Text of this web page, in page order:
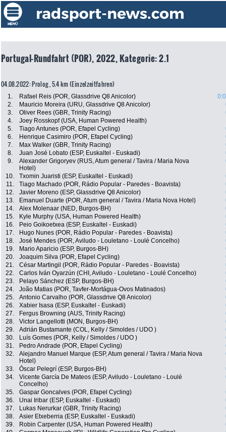
Portugal-Rundfahrt (POR), 2022, Kategorie: 2.1
04.08.2022: Prolog , 5.4 km (Einzelzeitfahren)
1. Rafael Reis (POR, Glassdrive Q8 Anicolor)
2.
Mauricio Moreira (URU, Glassdrive Q8 Anicolor)
3.
Oliver Rees (GBR, Trinity Racing)
4.
Joey Rosskopf (USA, Human Powered Health)
5.
Tiago Antunes (POR, Efapel Cycling)
6.
Henrique Casimiro (POR, Efapel Cycling)
7.
Max Walker (GBR, Trinity Racing)
8.
Juan José Lobato (ESP, Euskaltel - Euskadi)
9.
Alexander Grigoryev (RUS, Atum general / Tavira / Maria Nova
Hotel)
10. Txomin Juaristi (ESP, Euskaltel - Euskadi)
11.
Tiago Machado (POR, Rádio Popular - Paredes - Boavista)
12.
Javier Moreno (ESP, Glassdrive Q8 Anicolor)
13.
Emanuel Duarte (POR, Atum general / Tavira / Maria Nova Hotel)
14.
Alex Molenaar (NED, Burgos-BH)
15.
Kyle Murphy (USA, Human Powered Health)
16.
Peio Goikoetxea (ESP, Euskaltel - Euskadi)
17.
Hugo Nunes (POR, Rádio Popular - Paredes - Boavista)
18.
José Mendes (POR, Aviludo - Louletano - Loulé Concelho)
19.
Mario Aparicio (ESP, Burgos-BH)
20.
Joaquim Silva (POR, Efapel Cycling)
21.
César Martingil (POR, Rádio Popular - Paredes - Boavista)
22.
Carlos Iván Oyarzún (CHI, Aviludo - Louletano - Loulé Concelho)
23.
Pelayo Sánchez (ESP, Burgos-BH)
24.
João Matias (POR, Tavfer-Mortágua-Ovos Matinados)
25.
Antonio Carvalho (POR, Glassdrive Q8 Anicolor)
26.
Xabier Isasa (ESP, Euskaltel - Euskadi)
27.
Fergus Browning (AUS, Trinity Racing)
28.
Victor Langellotti (MON, Burgos-BH)
29.
Adrián Bustamante (COL, Kelly / Simoldes / UDO )
30.
Luís Gomes (POR, Kelly / Simoldes / UDO )
31.
Pedro Andrade (POR, Efapel Cycling)
32.
Alejandro Manuel Marque (ESP, Atum general / Tavira / Maria Nova
Hotel)
33. Óscar Pelegrí (ESP, Burgos-BH)
34.
Vicente García De Mateos (ESP, Aviludo - Louletano - Loulé
Concelho)
35. Gaspar Goncalves (POR, Efapel Cycling)
36.
Unai Iribar (ESP, Euskaltel - Euskadi)
37.
Lukas Nerurkar (GBR, Trinity Racing)
38.
Asier Etxeberria (ESP, Euskaltel - Euskadi)
39.
Robin Carpenter (USA, Human Powered Health)